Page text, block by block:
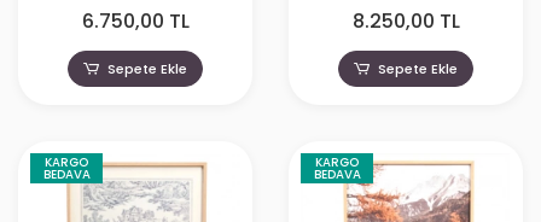
6.750,00 TL
Sepete Ekle
8.250,00 TL
Sepete Ekle
KARGO
BEDAVA
KARGO
BEDAVA